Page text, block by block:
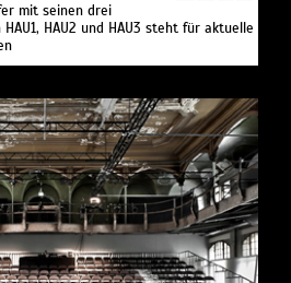
mit seinen drei
HAU2 und HAU3 steht für aktuelle